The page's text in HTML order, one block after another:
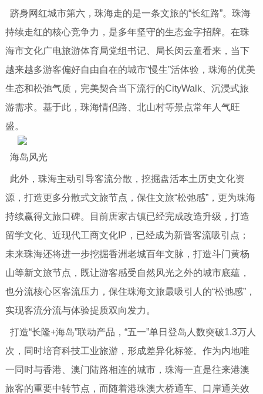
跻身网红城市第六，珠海走的是一条文旅的“长红路”。珠海
持续走红的核心竞争力，是多年坚守的生态金字招牌。在珠
海市文化广电旅游体育局党组书记、局长闵云童看来，当下
越来越多游客偏好自由自在的城市“慢生”活体验，珠海的优美
生态和松弛气质，完美契合当下流行的CityWalk、沉浸式旅
游需求。基于此，珠海情侣路、北山村等景点常年人气旺
盛。
海岛风光
此外，珠海主动引导客流分散，挖掘盘活本土历史文化资
源，打造更多分散式文旅节点，保住文旅“松弛感”，更为珠海
持续赢得文旅口碑。目前唐家古镇已经完成改造升级，打造
留学文化、近现代工商文化IP，已经成为新晋客流吸引点；
未来珠海还将进一步挖掘香洲老城百年文脉，打造斗门黄杨
山等新文旅节点，既让游客感受自然风光之外的城市底蕴，
也分流核心区客流压力，保住珠海文旅最吸引人的“松弛感”，
实现客流分流与体验提质双向发力。
打造“长隆+海岛”联动产品，“五一”单日登岛人数突破1.3万人
次，同时培育科技工业旅游，形成差异化标签。作为内地唯
一同时与香港、澳门陆路相连的城市，珠海一直是往来港澳
旅客的重要中转节点，而随着港珠澳大桥通车、口岸通关效